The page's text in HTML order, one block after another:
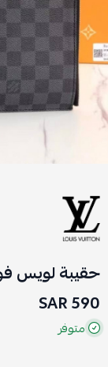
حقيبة لويس
590 SAR
متوفر